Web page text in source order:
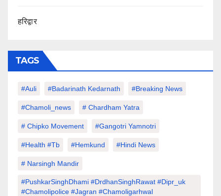
हरिद्वार
TAGS
#auli #Badarinath Kedarnath #Breaking News
#chamoli_news # Chardham Yatra
# Chipko Movement #Gangotri Yamnotri
#Health #tb #hemkund #hindi News
# Narsingh Mandir
#PushkarSinghDhami #drdhanSinghRawat #dipr_uk
#chamolipolice #Jagran #chamoligarhwal